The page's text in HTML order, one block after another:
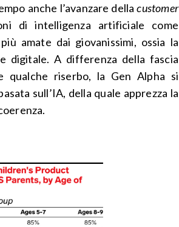
anche l’avanzare della customer
di intelligenza artificiale come
amate dai giovanissimi, ossia la
digitale. A differenza della fascia
qualche riserbo, la Gen Alpha si
sull’IA, della quale apprezza la